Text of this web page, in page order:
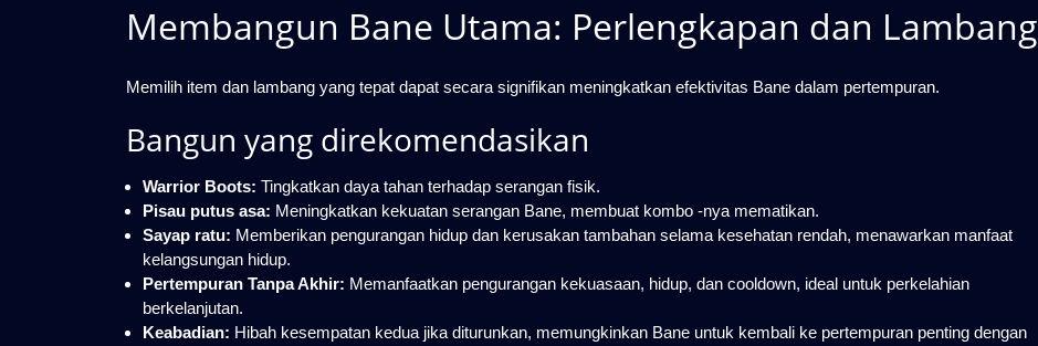
Membangun Bane Utama: Perlengkapan dan Lambang
Memilih item dan lambang yang tepat dapat secara signifikan meningkatkan efektivitas Bane dalam pertempuran.
Bangun yang direkomendasikan
Warrior Boots: Tingkatkan daya tahan terhadap serangan fisik.
Pisau putus asa: Meningkatkan kekuatan serangan Bane, membuat kombo -nya mematikan.
Sayap ratu: Memberikan pengurangan hidup dan kerusakan tambahan selama kesehatan rendah, menawarkan manfaat
kelangsungan hidup.
Pertempuran Tanpa Akhir: Memanfaatkan pengurangan kekuasaan, hidup, dan cooldown, ideal untuk perkelahian
berkelanjutan.
Keabadian: Hibah kesempatan kedua jika diturunkan, memungkinkan Bane untuk kembali ke pertempuran penting dengan